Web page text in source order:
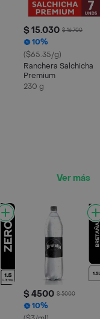
$ 15.030 $ 16.700
10%
($65.35/g)
Ranchera Salchicha
Premium
230 g
Ver más
$ 4500 $ 5000
10%